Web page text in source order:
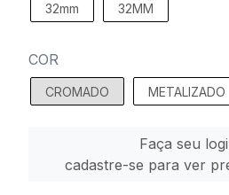
32mm 32MM
COR
CROMADO METALIZADO
Faça seu
cadastre-se para ver